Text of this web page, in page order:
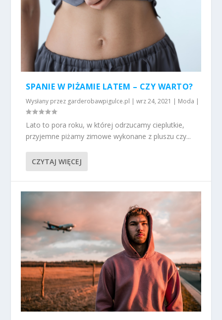
SPANIE W PIŻAMIE LATEM – CZY WARTO?
Wysłany przez garderobawpigulce.pl |wrz 24, 2021 | Moda |
Lato to pora roku, w której odrzucamy cieplutkie,
przyjemne piżamy zimowe wykonane z pluszu czy...
CZYTAJ WIĘCEJ